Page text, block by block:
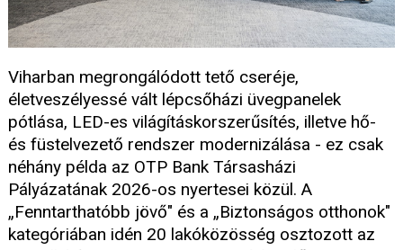
Viharban megrongálódott tető cseréje,
életveszélyessé vált lépcsőházi üvegpanelek
pótlása, LED-es világításkorszerűsítés, illetve hő-
és füstelvezető rendszer modernizálása - ez csak
néhány példa az OTP Bank Társasházi
Pályázatának 2026-os nyertesei közül. A
„Fenntarthatóbb jövő" és a „Biztonságos otthonok"
kategóriában idén 20 lakóközösség osztozott az